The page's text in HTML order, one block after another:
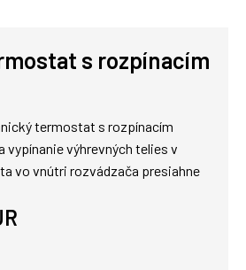
s rozpínacím
termostat s rozpínacím
vypínanie výhrevných telies v
vo vnútri rozvádzača presiahne